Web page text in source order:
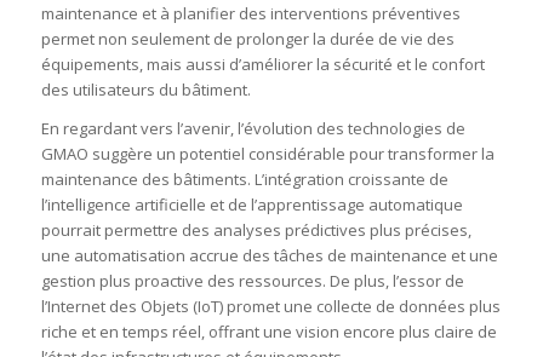
maintenance et à planifier des interventions préventives
permet non seulement de prolonger la durée de vie des
équipements, mais aussi d’améliorer la sécurité et le confort
des utilisateurs du bâtiment.
En regardant vers l’avenir, l’évolution des technologies de
GMAO suggère un potentiel considérable pour transformer la
maintenance des bâtiments. L’intégration croissante de
l’intelligence artificielle et de l’apprentissage automatique
pourrait permettre des analyses prédictives plus précises,
une automatisation accrue des tâches de maintenance et une
gestion plus proactive des ressources. De plus, l’essor de
l’Internet des Objets (IoT) promet une collecte de données plus
riche et en temps réel, offrant une vision encore plus claire de